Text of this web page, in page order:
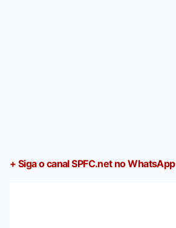
+ Siga o canal SPFC.net no WhatsApp